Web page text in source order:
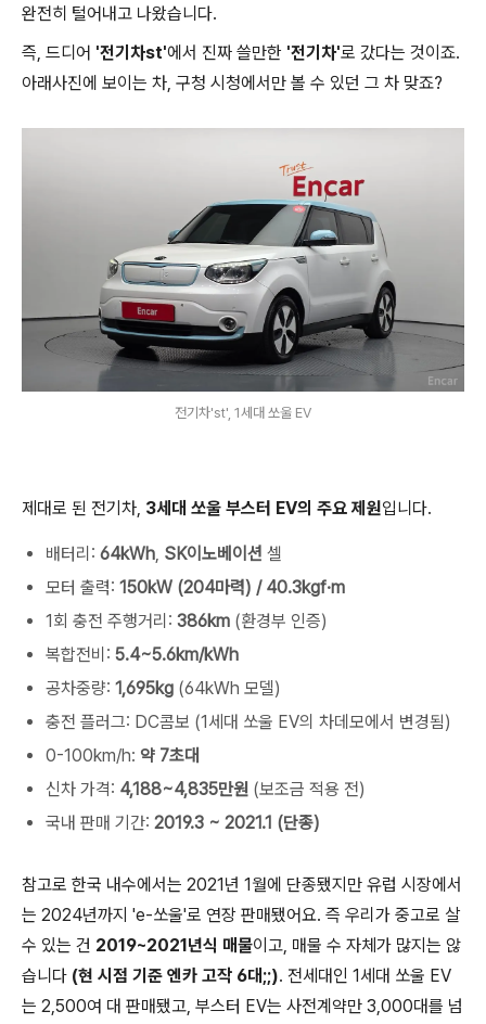
완전히 털어내고 나왔습니다.
즉, 드디어 '전기차st'에서 진짜 쓸만한 '전기차'로 갔다는 것이죠.
아래사진에 보이는 차, 구청 시청에서만 볼 수 있던 그 차 맞죠?
전기차'st', 1세대 쏘울 EV
제대로 된 전기차, 3세대 쏘울 부스터 EV의 주요 제원입니다.
배터리: 64kWh, SK이노베이션 셀
모터 출력: 150kW (204마력) / 40.3kgf·m
1회 충전 주행거리: 386km (환경부 인증)
복합전비: 5.4~5.6km/kWh
공차중량: 1,695kg (64kWh 모델)
충전 플러그: DC콤보 (1세대 쏘울 EV의 차데모에서 변경됨)
0-100km/h: 약 7초대
신차 가격: 4,188~4,835만원 (보조금 적용 전)
국내 판매 기간: 2019.3 ~ 2021.1 (단종)
참고로 한국 내수에서는 2021년 1월에 단종됐지만 유럽 시장에서
는 2024년까지 'e-쏘울'로 연장 판매됐어요. 즉 우리가 중고로 살
수 있는 건 2019~2021년식 매물이고, 매물 수 자체가 많지는 않
습니다 (현 시점 기준 엔카 고작 6대;;). 전세대인 1세대 쏘울 EV
는 2,500여 대 판매됐고, 부스터 EV는 사전계약만 3,000대를 넘